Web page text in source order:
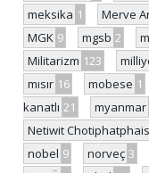
meksika 1 Merve
MGK 9 mgsb 2
Militarizm 123
mısır 16 mobese 1
kanatlı 21 myanmar
Netiwit
nobel 9 norveç 3